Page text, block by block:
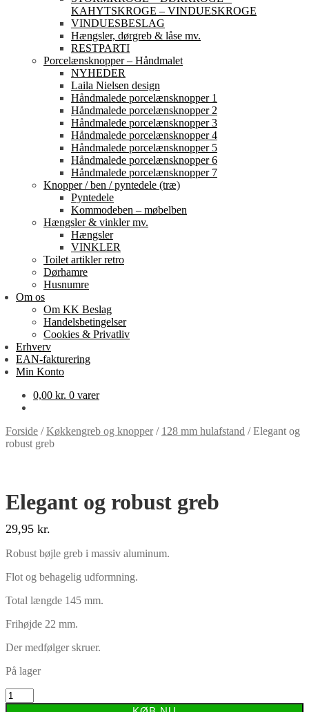
KAHYTSKROGE – VINDUESKROGE
VINDUESBESLAG
Hængsler, dørgreb & låse mv.
RESTPARTI
Porcelænsknopper – Håndmalet
NYHEDER
Laila Nielsen design
Håndmalede porcelænsknopper 1
Håndmalede porcelænsknopper 2
Håndmalede porcelænsknopper 3
Håndmalede porcelænsknopper 4
Håndmalede porcelænsknopper 5
Håndmalede porcelænsknopper 6
Håndmalede porcelænsknopper 7
Knopper / ben / pyntedele (træ)
Pyntedele
Kommodeben – møbelben
Hængsler & vinkler mv.
Hængsler
VINKLER
Toilet artikler retro
Dørhamre
Husnumre
Om os
Om KK Beslag
Handelsbetingelser
Cookies & Privatliv
Erhverv
EAN-fakturering
Min Konto
0,00 kr. 0 varer
Forside /Køkkengreb og knopper/ 128 mm hulafstand /Elegant og
robust greb
Elegant og robust greb
29,95 kr.
Robust bøjle greb i massiv aluminum.
Flot og behagelig udformning.
Total længde 145 mm.
Frihøjde 22 mm.
Der medfølger skruer.
På lager
Elegant
og